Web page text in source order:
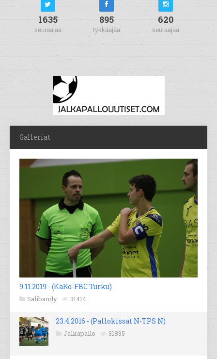
1635
seuraajaa
895
tykkääjää
620
seuraajaa
Galleriat
9.11.2019 - (KaKo-FBC Turku)
Salibandy 31414
23.4.2016 - (Pallokissat N-TPS N)
Jalkapallo 31835